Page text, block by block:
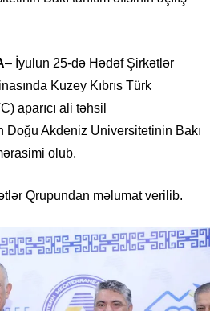
– İyulun 25-də Hədəf Şirkətlər
Kuzey Kıbrıs Türk
aparıcı ali təhsil
Doğu Akdeniz Universitetinin Bakı
olub.
Qrupundan məlumat verilib.